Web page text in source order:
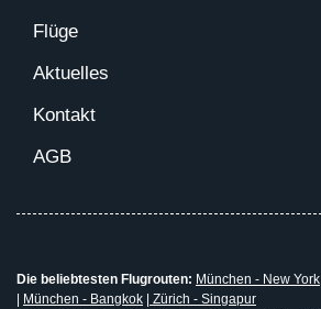
Flüge
Aktuelles
Kontakt
AGB
Die beliebtesten Flugrouten: München - New York
München - Bangkok
Zürich - Singapur